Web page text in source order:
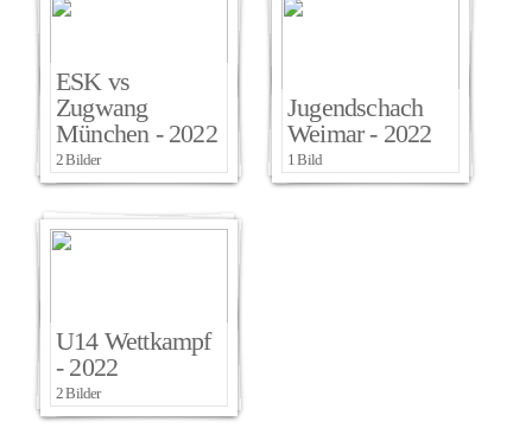
ESK vs
Zugwang
München - 2022
2 Bilder
Jugendschach
Weimar - 2022
1 Bild
U14 Wettkampf
- 2022
2 Bilder